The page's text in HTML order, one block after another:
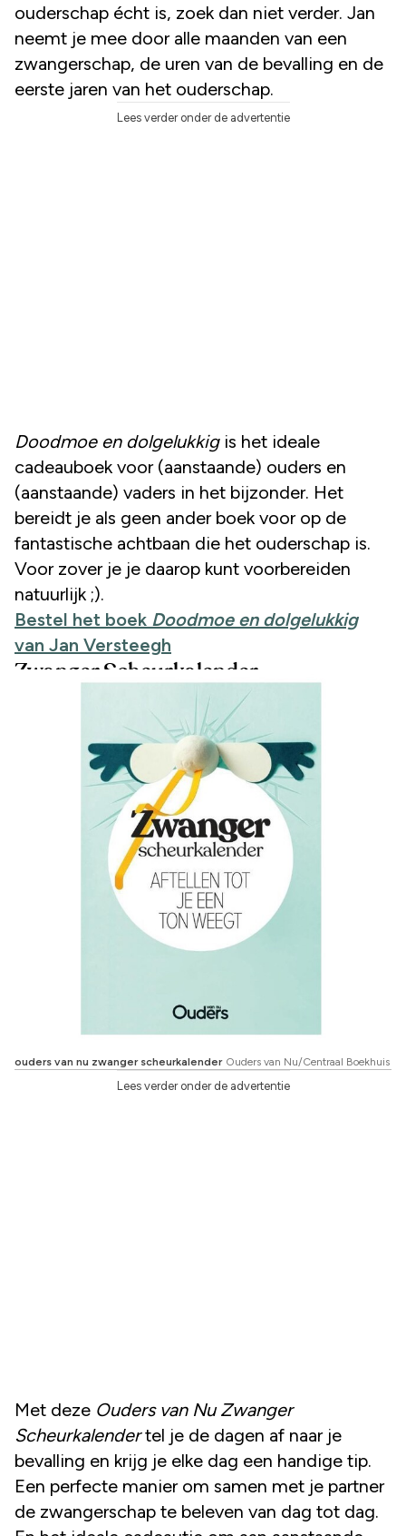
ouderschap écht is, zoek dan niet verder. Jan
neemt je mee door alle maanden van een
zwangerschap, de uren van de bevalling en de
eerste jaren van het ouderschap.
Lees verder onder de advertentie
Doodmoe en dolgelukkigis het ideale
cadeauboek voor (aanstaande) ouders en
(aanstaande) vaders in het bijzonder. Het
bereidt je als geen ander boek voor op de
fantastische achtbaan die het ouderschap is.
Voor zover je je daarop kunt voorbereiden
natuurlijk ;).
Bestel het boek Doodmoe en dolgelukkig
van Jan Versteegh
Zwanger Scheurkalender
ouders van nu zwanger scheurkalender Ouders van Nu/Centraal Boekhuis
Lees verder onder de advertentie
Met deze Ouders van Nu Zwanger
Scheurkalendertel je de dagen af naar je
bevalling en krijg je elke dag een handige tip.
Een perfecte manier om samen met je partner
de zwangerschap te beleven van dag tot dag.